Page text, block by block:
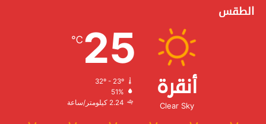
الطقس
أنقرة
Clear Sky
25
℃
32º - 23º
الرطوبة:
الرياح: